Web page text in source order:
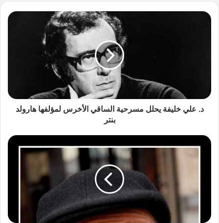
ب
د. علي خليفة يحلل مسرحية الساقي الأخرس لمؤلفها هارولد
بنتر